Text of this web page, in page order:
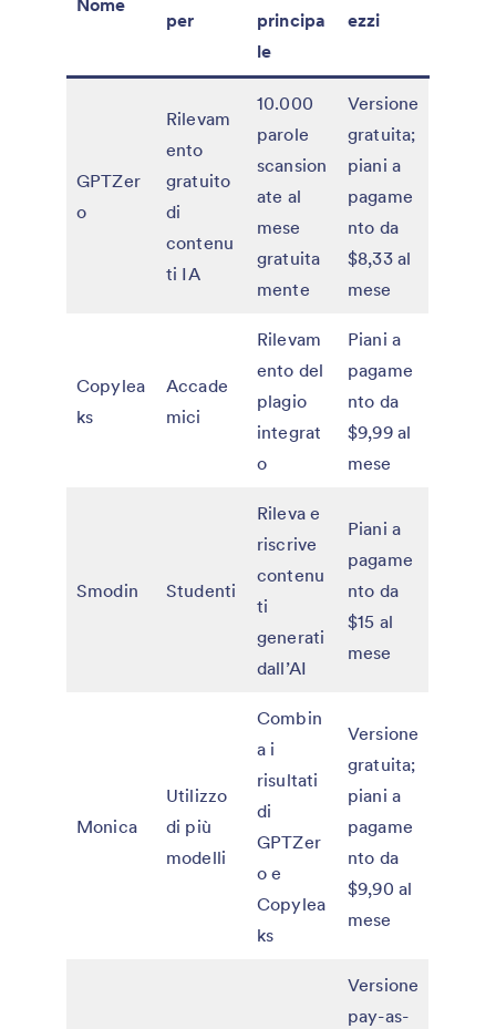
Nome
per
principa
le
ezzi
GPTZer
o
Rilevam
ento
gratuito
di
contenu
ti IA
10.000
parole
scansion
ate al
mese
gratuita
mente
Versione
gratuita;
piani a
pagame
nto da
$8,33 al
mese
Copylea
ks
Accade
mici
Rilevam
ento del
plagio
integrat
o
Piani a
pagame
nto da
$9,99 al
mese
Smodin Studenti
Rileva e
riscrive
contenu
ti
generati
dall’AI
Piani a
pagame
nto da
$15 al
mese
Monica
Utilizzo
di più
modelli
Combin
a i
risultati
di
GPTZer
o e
Copylea
ks
Versione
gratuita;
piani a
pagame
nto da
$9,90 al
mese
Versione
pay-as-